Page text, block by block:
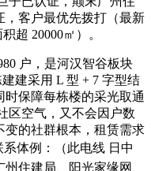
，客户最优先拨打（最新
超 20000㎡）。
户，是河汉智谷板块
建采用 L 型 + 7 字型结
保障每栋楼的采光取通
区空气，又不会因户数
变的社群根本，租赁需求
体例：（此电线 日中
住建局、阳光家缘网、